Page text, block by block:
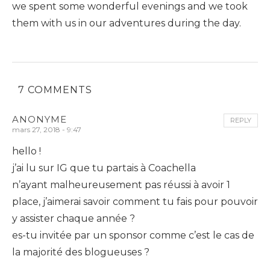
we spent some wonderful evenings and we took
them with us in our adventures during the day.
7 COMMENTS
ANONYME
mars 27, 2018 - 9:47
hello !
j’ai lu sur IG que tu partais à Coachella
n’ayant malheureusement pas réussi à avoir 1
place, j’aimerai savoir comment tu fais pour pouvoir
y assister chaque année ?
es-tu invitée par un sponsor comme c’est le cas de
la majorité des blogueuses ?
REPLY